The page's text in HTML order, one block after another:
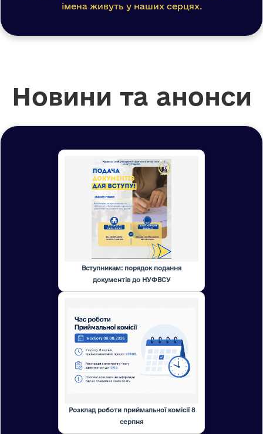
імена живуть у наших серцях.
Новини та анонси
Вступникам: порядок подання
документів до НУФВСУ
Розклад роботи приймальної комісії 8
серпня